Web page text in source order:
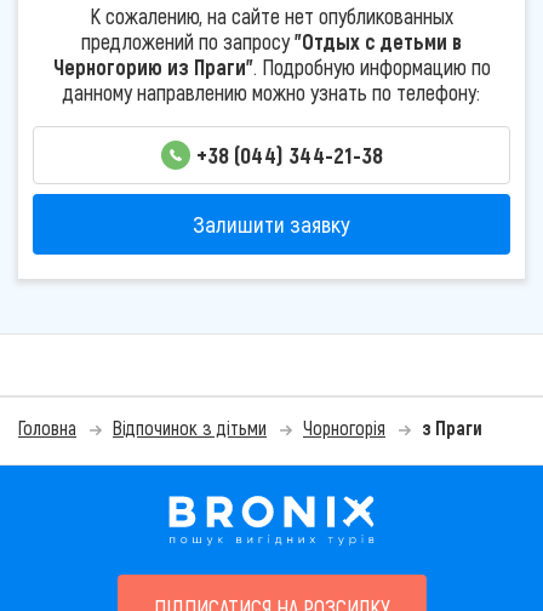
К сожалению, на сайте нет опубликованных
предложений по запросу"Отдых с детьми в
Черногорию из Праги". Подробную информацию по
данному направлению можно узнать по телефону:
+38 (044) 344-21-38
Залишити заявку
Головна Відпочинок з дітьми Чорногорія з Праги